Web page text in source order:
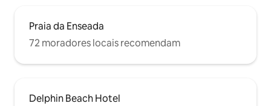
Praia da Enseada
72 moradores locais recomendam
Delphin Beach Hotel